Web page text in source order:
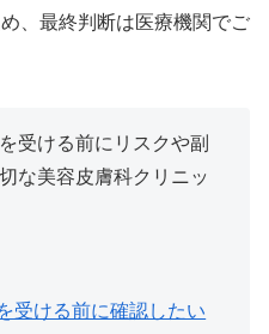
、最終判断は医療機関でご
受ける前にリスクや副
な美容皮膚科クリニッ
受ける前に確認したい